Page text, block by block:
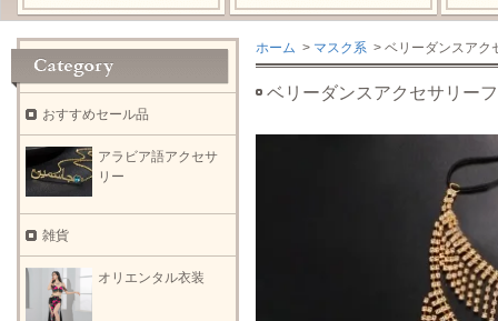
ホーム > マスク系 > ベリーダンスアク
ベリーダンスアクセサリー
おすすめセール品
アラビア語アクセサ
リー
雑貨
オリエンタル衣装